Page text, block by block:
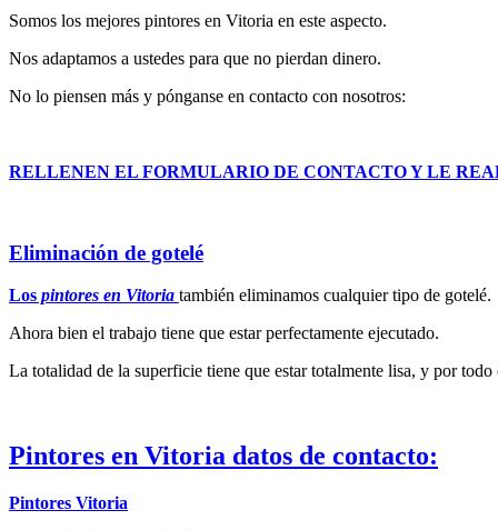
Somos los mejores pintores en Vitoria en este aspecto.
Nos adaptamos a ustedes para que no pierdan dinero.
No lo piensen más y pónganse en contacto con nosotros:
RELLENEN EL FORMULARIO DE CONTACTO Y LE
Eliminación de gotelé
Los pintores en Vitoria también eliminamos cualquier tipo de gotelé.
Ahora bien el trabajo tiene que estar perfectamente ejecutado.
La totalidad de la superficie tiene que estar totalmente lisa, y por
Pintores en Vitoria datos de contacto:
Pintores Vitoria